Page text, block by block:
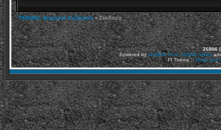
TARMAC Δημόσια Συζήτηση» Σύνδεση
26806
Powered byphpBB2 Plus,phpBB Styles
FI Theme ::Mods and